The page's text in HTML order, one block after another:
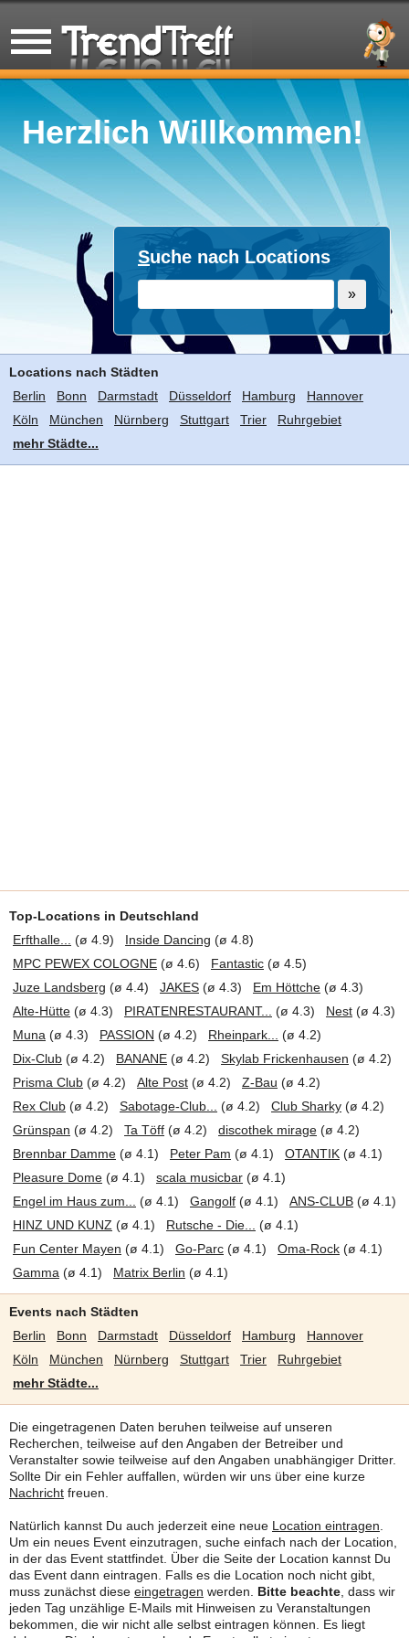
Herzlich Willkommen!
Suche nach Locations
Locations nach Städten
Berlin
Bonn Darmstadt Düsseldorf Hamburg
Hannover
Köln
München Nürnberg Stuttgart Trier
Ruhrgebiet
mehr Städte...
Top-Locations in Deutschland
Erfthalle...
(ø 4.9) Inside Dancing (ø 4.8)
MPC PEWEX COLOGNE (ø 4.6) Fantastic (ø 4.5)
Juze Landsberg (ø 4.4) JAKES (ø 4.3) Em Höttche (ø 4.3)
Alte-Hütte (ø 4.3) PIRATENRESTAURANT... (ø 4.3) Nest (ø 4.3)
Muna (ø 4.3) PASSION (ø 4.2) Rheinpark...
(ø 4.2)
Dix-Club (ø 4.2) BANANE (ø 4.2) Skylab Frickenhausen (ø 4.2)
Prisma Club (ø 4.2) Alte Post (ø 4.2) Z-Bau (ø 4.2)
Rex Club (ø 4.2) Sabotage-Club... (ø 4.2) Club Sharky (ø 4.2)
Grünspan (ø 4.2) Ta Töff (ø 4.2) discothek mirage (ø 4.2)
Brennbar Damme (ø 4.1) Peter Pam (ø 4.1) OTANTIK (ø 4.1)
Pleasure Dome (ø 4.1) scala musicbar (ø 4.1)
Engel im Haus zum...
(ø 4.1) Gangolf (ø 4.1) ANS-CLUB (ø 4.1)
HINZ UND KUNZ (ø 4.1) Rutsche - Die...
(ø 4.1)
Fun Center Mayen (ø 4.1) Go-Parc (ø 4.1) Oma-Rock (ø 4.1)
Gamma (ø 4.1) Matrix Berlin (ø 4.1)
Events nach Städten
Berlin
Bonn Darmstadt Düsseldorf Hamburg
Hannover
Köln
München Nürnberg Stuttgart Trier
Ruhrgebiet
mehr Städte...
Die eingetragenen Daten beruhen teilweise auf unseren
Recherchen, teilweise auf den Angaben der Betreiber und
Veranstalter sowie teilweise auf den Angaben unabhängiger Dritter.
Sollte Dir ein Fehler auffallen, würden wir uns über eine kurze
Nachricht freuen.
Natürlich kannst Du auch jederzeit eine neue Location eintragen
Um ein neues Event einzutragen, suche einfach nach der Location,
in der das Event stattfindet. Über die Seite der Location kannst Du
das Event dann eintragen. Falls es die Location noch nicht gibt,
muss zunächst diese eingetragen werden. Bitte beachte , dass wir
jeden Tag unzählige E-Mails mit Hinweisen zu Veranstaltungen
bekommen, die wir nicht alle selbst eintragen können. Es liegt